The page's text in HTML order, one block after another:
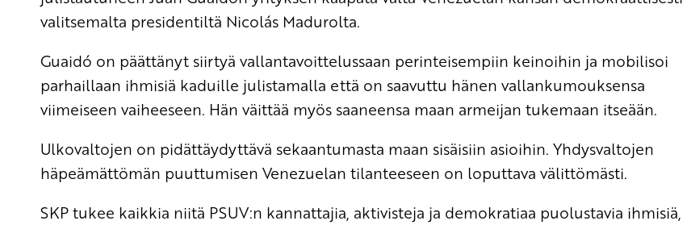
valitsemalta presidentiltä Nicolás Madurolta.
Guaidó on päättänyt siirtyä vallantavoittelussaan perinteisempiin keinoihin ja mobilisoi
parhaillaan ihmisiä kaduille julistamalla että on saavuttu hänen vallankumouksensa
viimeiseen vaiheeseen. Hän väittää myös saaneensa maan armeijan tukemaan itseään.
Ulkovaltojen on pidättäydyttävä sekaantumasta maan sisäisiin asioihin. Yhdysvaltojen
häpeämättömän puuttumisen Venezuelan tilanteeseen on loputtava välittömästi.
SKP tukee kaikkia niitä PSUV:n kannattajia, aktivisteja ja demokratiaa puolustavia ihmisiä,